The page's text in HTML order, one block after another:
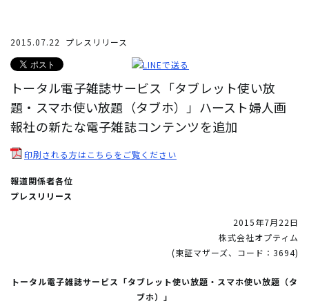
2015.07.22 プレスリリース
トータル電子雑誌サービス「タブレット使い放
題・スマホ使い放題（タブホ）」ハースト婦人画
報社の新たな電子雑誌コンテンツを追加
印刷される方はこちらをご覧ください
報道関係者各位
プレスリリース
2015年7月22日
株式会社オプティム
(東証マザーズ、コード：3694)
トータル電子雑誌サービス「タブレット使い放題・スマホ使い放題（タ
ブホ）」